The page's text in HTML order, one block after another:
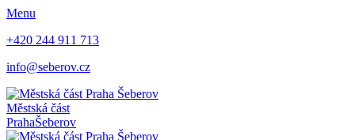
Menu
+420 244 911 713
info@seberov.cz
Městská část
PrahaŠeberov